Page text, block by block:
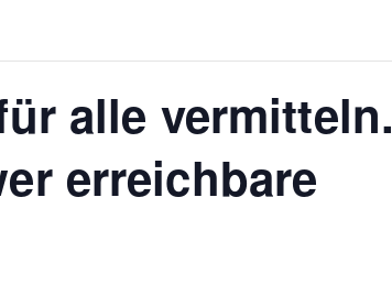
alle vermitteln.
erreichbare